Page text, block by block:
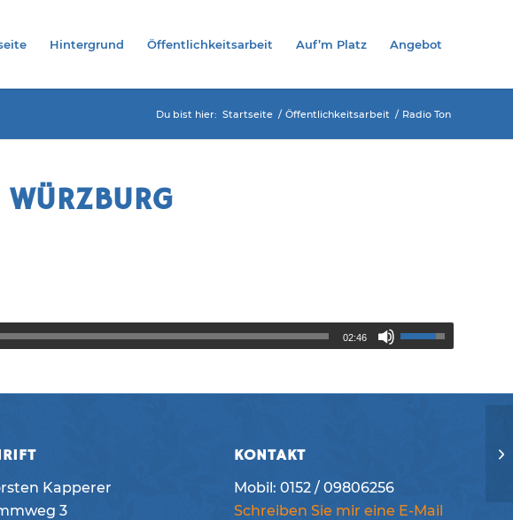
Hintergrund Öffentlichkeitsarbeit Auf’m Platz Angebot
Du bist hier: Startseite / Öffentlichkeitsarbeit / Radio Ton
02:46
Kapperer
3
KONTAKT
Mobil: 0152 / 09806256
Schreiben Sie mir eine E-Mail